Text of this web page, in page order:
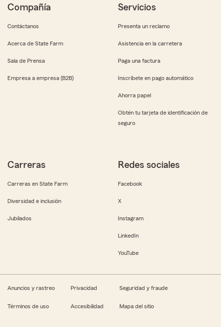
Compañía
Contáctanos
Acerca de State Farm
Sala de Prensa
Empresa a empresa (B2B)
Servicios
Presenta un reclamo
Asistencia en la carretera
Paga una factura
Inscríbete en pago automático
Ahorra papel
Obtén tu tarjeta de identificación de
seguro
Carreras
Carreras en State Farm
Diversidad e inclusión
Jubilados
Redes sociales
Facebook
X
Instagram
LinkedIn
YouTube
Anuncios y rastreo Privacidad Seguridad y fraude
Términos de uso Accesibilidad Mapa del sitio